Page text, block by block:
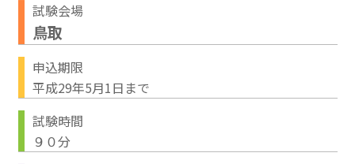
試験会場
鳥取
申込期限
平成29年5月1日まで
試験時間
９０分